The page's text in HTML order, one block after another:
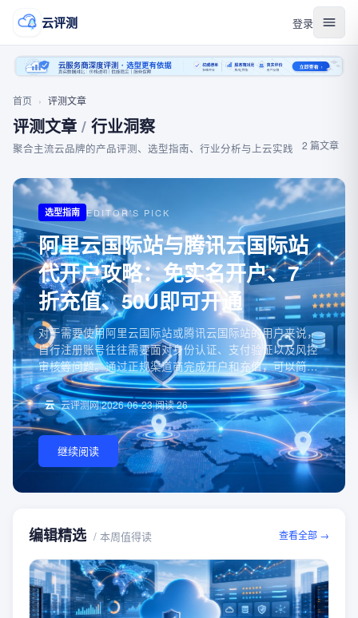
云评测 登录
首页 › 评测文章
评测文章 / 行业洞察
聚合主流云品牌的产品评测、选型指南、行业分析与上云实践 2 篇文章
选型指南 EDITOR'S PICK
阿里云国际站与腾讯云国际站
代开户攻略：免实名开户、7
折充值、50U即可开通
对于需要使用阿里云国际站或腾讯云国际站的用户来说，
自行注册账号往往需要面对身份认证、支付验证以及风控
审核等问题。通过正规渠道商完成开户和充值，可以简化
注册流程，并获得更灵活的充值方式和更低的使用成本。
如果你正在寻找国际站开户渠道，或者希望降低长期云服
务器支出成本，那么支持50U起充、7折充值的聚合云服
务值得进一步了解。对于跨境电商、独立站、出海APP以
及游戏业务团队而言，节省下来的云资源成本，往往能够
直接转化为更高的业务利润和竞争优势
云 云评测网|2026-06-23|阅读26
继续阅读
编辑精选 / 本周值得读 查看全部 →